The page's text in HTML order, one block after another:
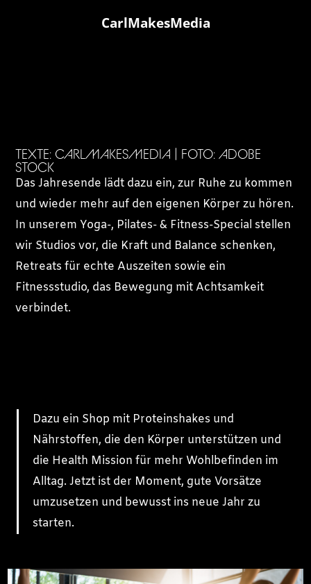
CarlMakesMedia
TEXTE: CARLMAKESMEDIA | FOTO: ADOBE
STOCK
Das Jahresende lädt dazu ein, zur Ruhe zu kommen
und wieder mehr auf den eigenen Körper zu hören.
In unserem Yoga-, Pilates- & Fitness-Special stellen
wir Studios vor, die Kraft und Balance schenken,
Retreats für echte Auszeiten sowie ein
Fitnessstudio, das Bewegung mit Achtsamkeit
verbindet.
Dazu ein Shop mit Proteinshakes und
Nährstoffen, die den Körper unterstützen und
die Health Mission für mehr Wohlbefinden im
Alltag. Jetzt ist der Moment, gute Vorsätze
umzusetzen und bewusst ins neue Jahr zu
starten.